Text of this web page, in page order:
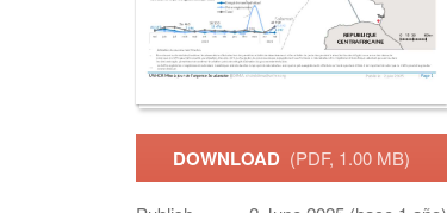
DOWNLOAD (PDF, 1.00 MB)